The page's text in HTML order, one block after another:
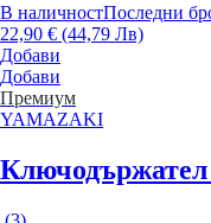
В наличностПоследни
22,90 € (44,79 Лв)
Добави
Добави
Премиум
YAMAZAKI